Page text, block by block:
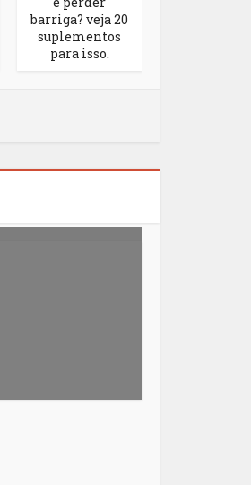
barriga? veja 20
suplementos
para isso.